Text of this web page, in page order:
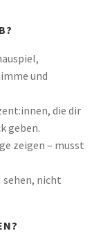
und
die dir
geben.
zeigen – musst
sehen, nicht